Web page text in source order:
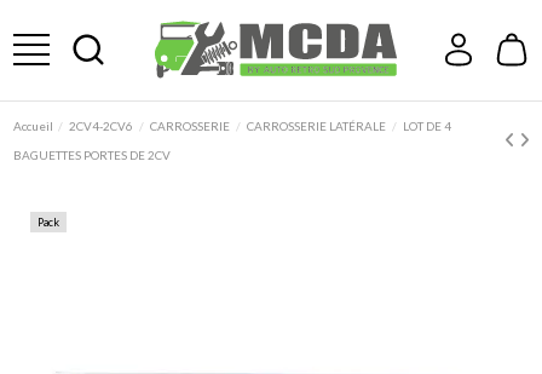
Accueil 2CV4-2CV6 CARROSSERIE CARROSSERIE LATÉRALE
LOT DE 4
BAGUETTES PORTES DE 2CV
Pack